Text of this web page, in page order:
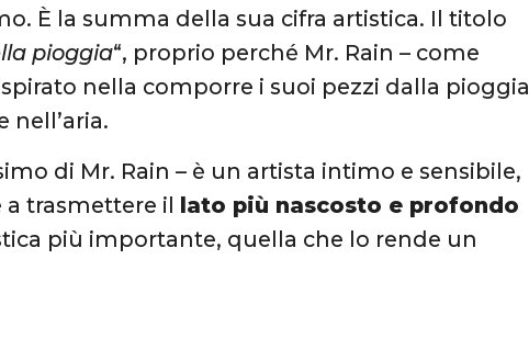
È la summa della sua cifra artistica. Il titolo
pioggia“, proprio perché Mr. Rain – come
nella comporre i suoi pezzi dalla pioggia
nell’aria.
di Mr. Rain – è un artista intimo e sensibile,
a trasmettere il lato più nascosto e profondo
più importante, quella che lo rende un